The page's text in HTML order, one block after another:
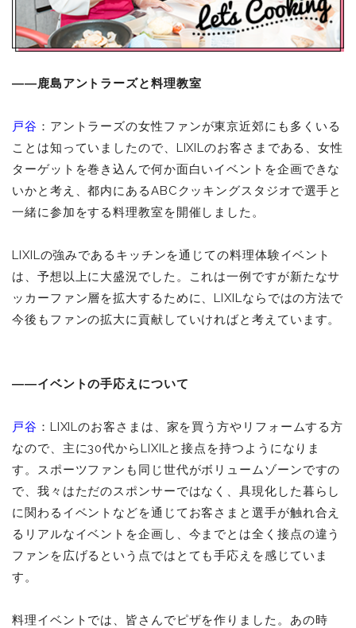
――鹿島アントラーズと料理教室
戸谷 ：アントラーズの女性ファンが東京近郊にも多くいる
ことは知っていましたので、LIXILのお客さまである、女性
ターゲットを巻き込んで何か面白いイベントを企画できな
いかと考え、都内にあるABCクッキングスタジオで選手と
一緒に参加をする料理教室を開催しました。
LIXILの強みであるキッチンを通じての料理体験イベント
は、予想以上に大盛況でした。これは一例ですが新たなサ
ッカーファン層を拡大するために、LIXILならではの方法で
今後もファンの拡大に貢献していければと考えています。
――イベントの手応えについて
戸谷 ：LIXILのお客さまは、家を買う方やリフォームする方
なので、主に30代からLIXILと接点を持つようになりま
す。スポーツファンも同じ世代がボリュームゾーンですの
で、我々はただのスポンサーではなく、具現化した暮らし
に関わるイベントなどを通じてお客さまと選手が触れ合え
るリアルなイベントを企画し、今までとは全く接点の違う
ファンを広げるという点ではとても手応えを感じていま
す。
料理イベントでは、皆さんでピザを作りました。あの時